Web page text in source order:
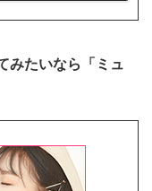
みたいなら「ミュ